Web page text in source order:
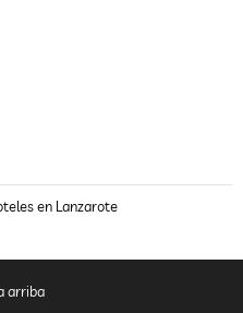
en Lanzarote
arriba